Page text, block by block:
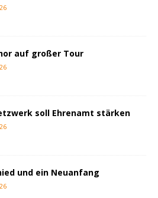
auf großer Tour
soll Ehrenamt stärken
und ein Neuanfang